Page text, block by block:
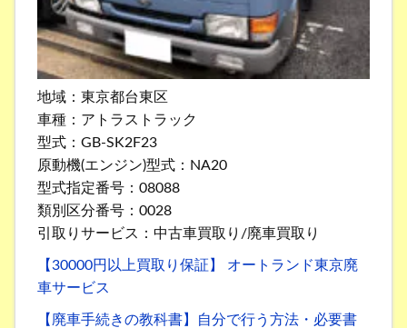
地域：東京都台東区
車種：アトラストラック
型式：GB-SK2F23
原動機(エンジン)型式：NA20
型式指定番号：08088
類別区分番号：0028
引取りサービス：中古車買取り/廃車買取り
【30000円以上買取り保証】 オートランド東京廃
車サービス
【廃車手続きの教科書】自分で行う方法・必要書